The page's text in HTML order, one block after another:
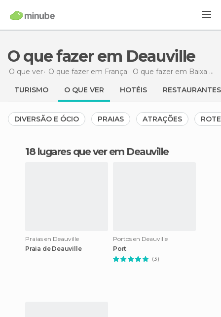
O que fazer em Deauville
O que ver O que fazer em França O que fazer em Baixa Normandia
TURISMO O QUE VER HOTÉIS RESTAURANTES
DIVERSÃO E ÓCIO PRAIAS ATRAÇÕES
18 lugares que ver em Deauville
Praias en Deauville
Praia de Deauville
Portos en Deauville
Port
(3)